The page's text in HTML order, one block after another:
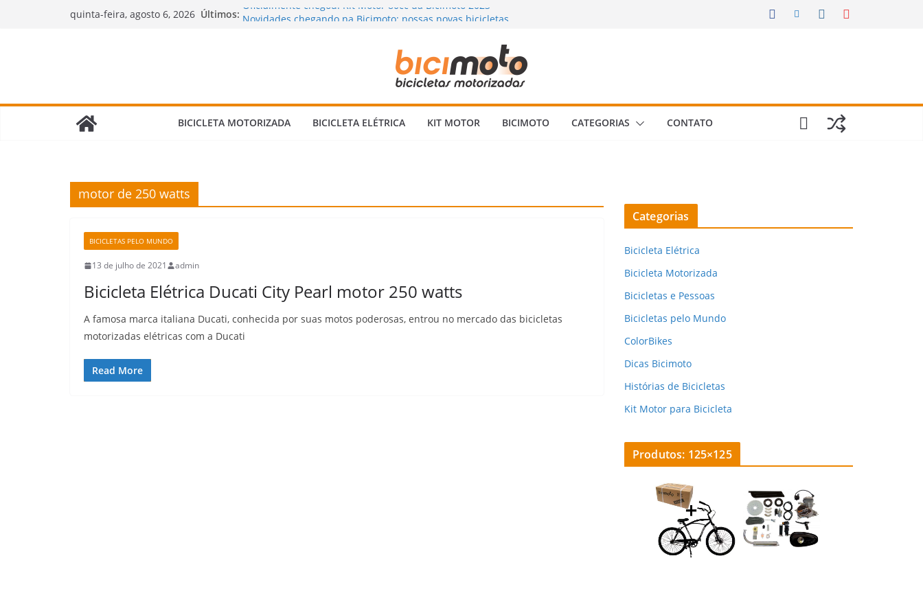
quinta-feira, agosto 6, 2026 Últimos: Oficialmente chegou! Kit Motor 80cc da Bicimoto 2023
Novidades chegando na Bicimoto: nossas novas bicicletas
🌧️ Bicimoto na Chuva? Dicas para andar com segurança 🌧️
Bicicleta Motorizada: Vale a Pena Mesmo? Descubra a
Fazer e Quais Itens Verificar?
BICICLETA MOTORIZADA
BICICLETA ELÉTRICA KIT MOTOR BICIMOTO CATEGORIAS CONTATO
motor de 250 watts
BICICLETAS PELO MUNDO
13 de julho de 2021 admin
Bicicleta Elétrica Ducati City Pearl motor 250 watts
A famosa marca italiana Ducati, conhecida por suas motos poderosas, entrou no mercado das bicicletas
motorizadas elétricas com a Ducati
Read More
Categorias
Bicicleta Elétrica
Bicicleta Motorizada
Bicicletas e Pessoas
Bicicletas pelo Mundo
ColorBikes
Dicas Bicimoto
Histórias de Bicicletas
Kit Motor para Bicicleta
Produtos: 125×125